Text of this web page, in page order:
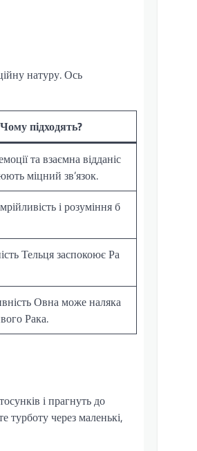
натуру. Ось
Чому підходять?
та взаємна відданіс
міцний зв’язок.
і розуміння б
Тельця заспокоює Ра
Овна може наляка
Рака.
і прагнуть до
турботу через маленькі,